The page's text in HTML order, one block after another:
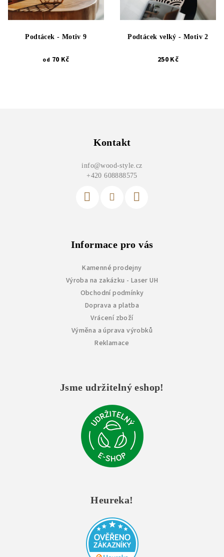
Podtácek - Motiv 9
od 70 Kč
Podtácek velký - Motiv 2
250 Kč
Kontakt
info@wood-style.cz
+420 608888575
Informace pro vás
Kamenné prodejny
Výroba na zakázku - Laser UH
Obchodní podmínky
Doprava a platba
Vrácení zboží
Výměna a úprava výrobků
Reklamace
Jsme udržitelný eshop!
Heureka!